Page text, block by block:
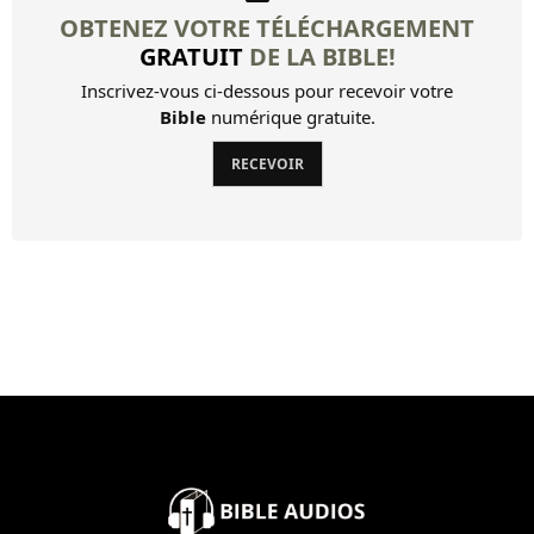
OBTENEZ VOTRE TÉLÉCHARGEMENT
GRATUITDE LA BIBLE!
Inscrivez-vous ci-dessous pour recevoir votre
Biblenumérique gratuite.
RECEVOIR